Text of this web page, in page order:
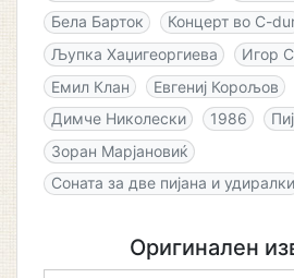
Бела Барток
Концерт во C-
Љупка Хаџигеоргиева
Игор
Емил Клан
Евгениј Корољов
Димче Николески
1986
Зоран Марјановиќ
Соната за две пијана и удиралки
Оригинален